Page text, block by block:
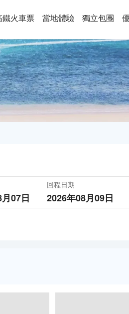
鐵火車票 當地體驗 獨立包團
07日
回程日期
2026年08月09日